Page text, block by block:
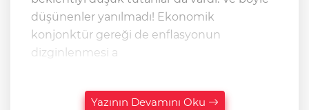
düşünenler yanılmadı! Ekonomik
konjonktür gereği de enflasyonun
dizginlenmesi a
Yazının Devamını Oku